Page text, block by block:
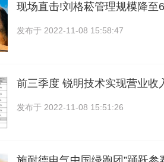
现场直击!刘格菘管理规模降至
发布于 2022-11-08 15:58:47
前三季度 锐明技术实现营业收
发布于 2022-11-08 15:51:26